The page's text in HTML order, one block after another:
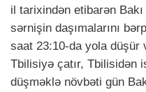
il tarixindən etibarən
sərnişin daşımalarını
saat 23:10-da yola düşür
Tbilisiyə çatır, Tbilisidən
düşməklə növbəti gün